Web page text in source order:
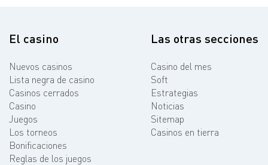
El casino
Nuevos casinos
Lista negra de casino
Casinos cerrados
Casino
Juegos
Los torneos
Bonificaciones
Reglas de los juegos
Las otras secciones
Casino del mes
Soft
Estrategias
Noticias
Sitemap
Casinos en tierra